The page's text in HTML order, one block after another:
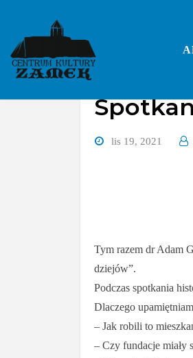
content
lis 19, 2021
Tym razem dr Adam
dziejów”.
Podczas spotkania
Dlaczego
– Jak robili to
– Czy fundacje miały